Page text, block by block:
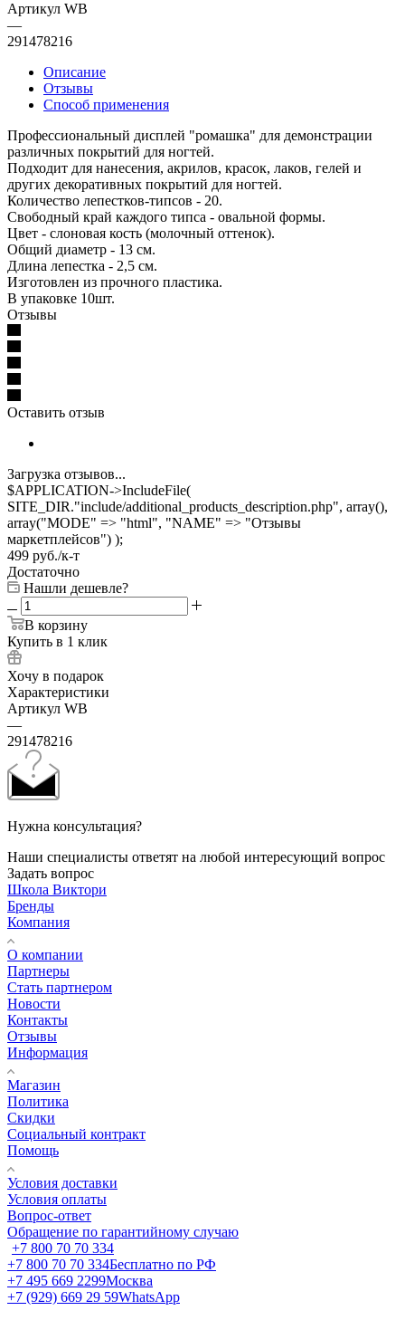
Артикул WB
—
291478216
Описание
Отзывы
Способ применения
Профессиональный дисплей "ромашка" для демонстрации
различных покрытий для ногтей.
Подходит для нанесения, акрилов, красок, лаков, гелей и
других декоративных покрытий для ногтей.
Количество лепестков-типсов - 20.
Свободный край каждого типса - овальной формы.
Цвет - слоновая кость (молочный оттенок).
Общий диаметр - 13 см.
Длина лепестка - 2,5 см.
Изготовлен из прочного пластика.
В упаковке 10шт.
Отзывы
Оставить отзыв
Загрузка отзывов...
$APPLICATION->IncludeFile(
SITE_DIR."include/additional_products_description.php", array(),
array("MODE" => "html", "NAME" => "Отзывы
маркетплейсов") );
499 руб./к-т
Достаточно
Нашли дешевле?
В корзину
Купить в 1 клик
Хочу в подарок
Характеристики
Артикул WB
—
291478216
Нужна консультация?
Наши специалисты ответят на любой интересующий вопрос
Задать вопрос
Школа Виктори
Бренды
Компания
О компании
Партнеры
Стать партнером
Новости
Контакты
Отзывы
Информация
Магазин
Политика
Скидки
Социальный контракт
Помощь
Условия доставки
Условия оплаты
Вопрос-ответ
Обращение по гарантийному случаю
+7 800 70 70 334
+7 800 70 70 334Бесплатно по РФ
+7 495 669 2299Москва
+7 (929) 669 29 59WhatsApp